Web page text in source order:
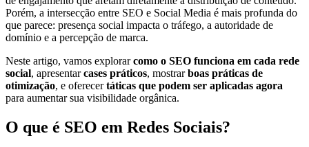
Porém, a intersecção entre SEO e Social Media é mais profunda do
que parece: presença social impacta o tráfego, a autoridade de
domínio e a percepção de marca.
Neste artigo, vamos explorarcomo o SEO funciona em cada rede
social, apresentarcases práticos, mostrarboas práticas de
otimização, e oferecertáticas que podem ser aplicadas agora
para aumentar sua visibilidade orgânica.
O que é SEO em Redes Sociais?